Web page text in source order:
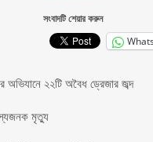
সংবাদটি শেয়ার করুন
অভিযানে ২২টি অবৈধ ড্রেজার জব্দ
মৃত্যু